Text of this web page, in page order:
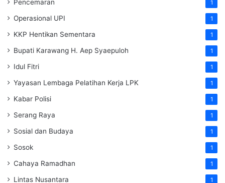
Pencemaran 1
Operasional UPI 1
KKP Hentikan Sementara 1
Bupati Karawang H. Aep Syaepuloh 1
Idul Fitri 1
Yayasan Lembaga Pelatihan Kerja LPK 1
Kabar Polisi 1
Serang Raya 1
Sosial dan Budaya 1
Sosok 1
Cahaya Ramadhan 1
Lintas Nusantara 1